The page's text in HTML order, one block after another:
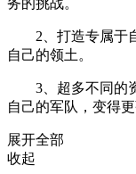
2、打造专属于自
自己的领土。
3、超多不同的资
自己的军队，变得更
展开全部
收起